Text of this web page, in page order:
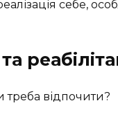
себе,
треба відпочити?